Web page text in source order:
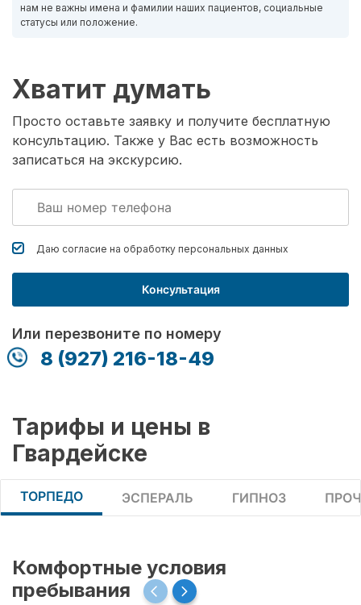
нам не важны имена и фамилии наших пациентов, социальные
статусы или положение.
Хватит думать
Просто оставьте заявку и получите бесплатную
консультацию. Также у Вас есть возможность
записаться на экскурсию.
Даю согласие на обработку персональных данных
Консультация
Или перезвоните по номеру
8 (927) 216-18-49
Тарифы и цены в
Гвардейске
ТОРПЕДО ЭСПЕРАЛЬ ГИПНОЗ
Комфортные условия
пребывания